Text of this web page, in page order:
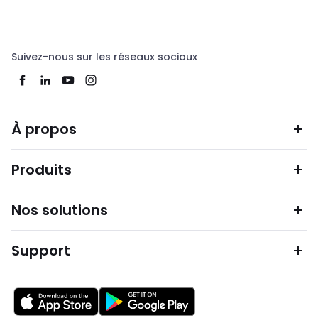
Suivez-nous sur les réseaux sociaux
À propos
Produits
Nos solutions
Support